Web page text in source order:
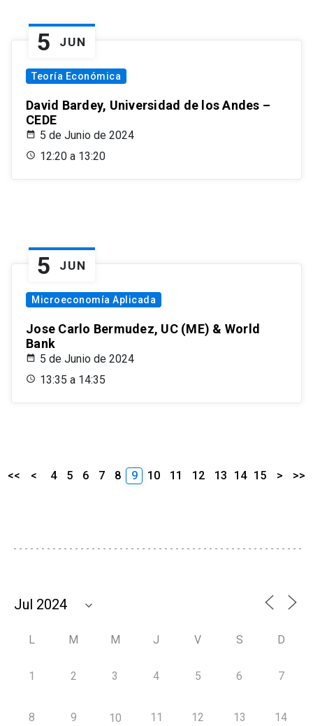
5 JUN
Teoría Económica
David Bardey, Universidad de los Andes –
CEDE
5 de Junio de 2024
12:20 a 13:20
5 JUN
Microeconomía Aplicada
Jose Carlo Bermudez, UC (ME) & World
Bank
5 de Junio de 2024
13:35 a 14:35
<< < 4 5 6 7 8 9 10 11 12 13 14 15 > >>
L M M J V S D
1 2 3 4 5 6 7
8 9 10 11 12 13 14